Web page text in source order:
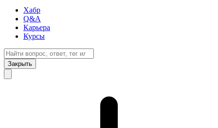
Хабр
Q&A
Карьера
Курсы
Закрыть